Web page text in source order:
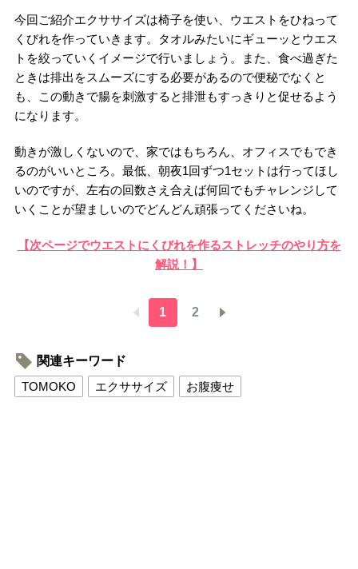
今回ご紹介エクササイズは椅子を使い、ウエストをひねって
くびれを作っていきます。タオルみたいにギューッとウエス
トを絞っていくイメージで行いましょう。また、食べ過ぎた
ときは排出をスムーズにする必要があるので便秘でなくと
も、この動きで腸を刺激すると排泄もすっきりと促せるよう
になります。
動きが激しくないので、家ではもちろん、オフィスでもでき
るのがいいところ。最低、朝夜1回ずつ1セットは行ってほし
いのですが、左右の回数さえ合えば何回でもチャレンジして
いくことが望ましいのでどんどん頑張ってくださいね。
【次ページでウエストにくびれを作るストレッチのやり方を
解説！】
1 2
関連キーワード
TOMOKO
エクササイズ お腹痩せ